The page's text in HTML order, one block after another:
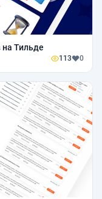
Тильде
113 0